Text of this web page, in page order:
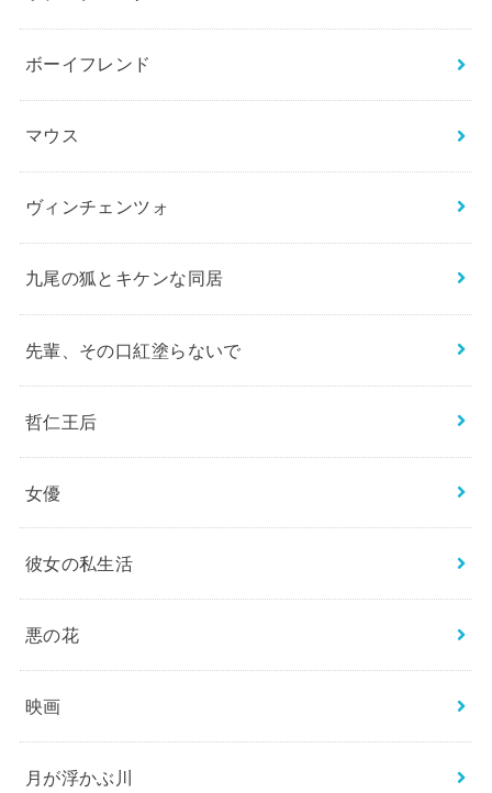
ボーイフレンド
マウス
ヴィンチェンツォ
九尾の狐とキケンな同居
先輩、その口紅塗らないで
哲仁王后
女優
彼女の私生活
悪の花
映画
月が浮かぶ川